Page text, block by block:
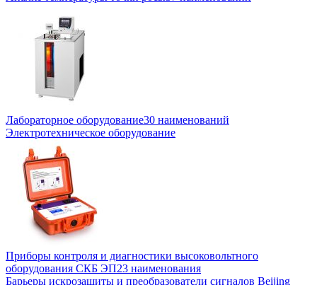
Лабораторное оборудование30 наименований
Электротехническое оборудование
Приборы контроля и диагностики высоковольтного
оборудования СКБ ЭП23 наименования
Барьеры искрозащиты и преобразователи сигналов Beijing